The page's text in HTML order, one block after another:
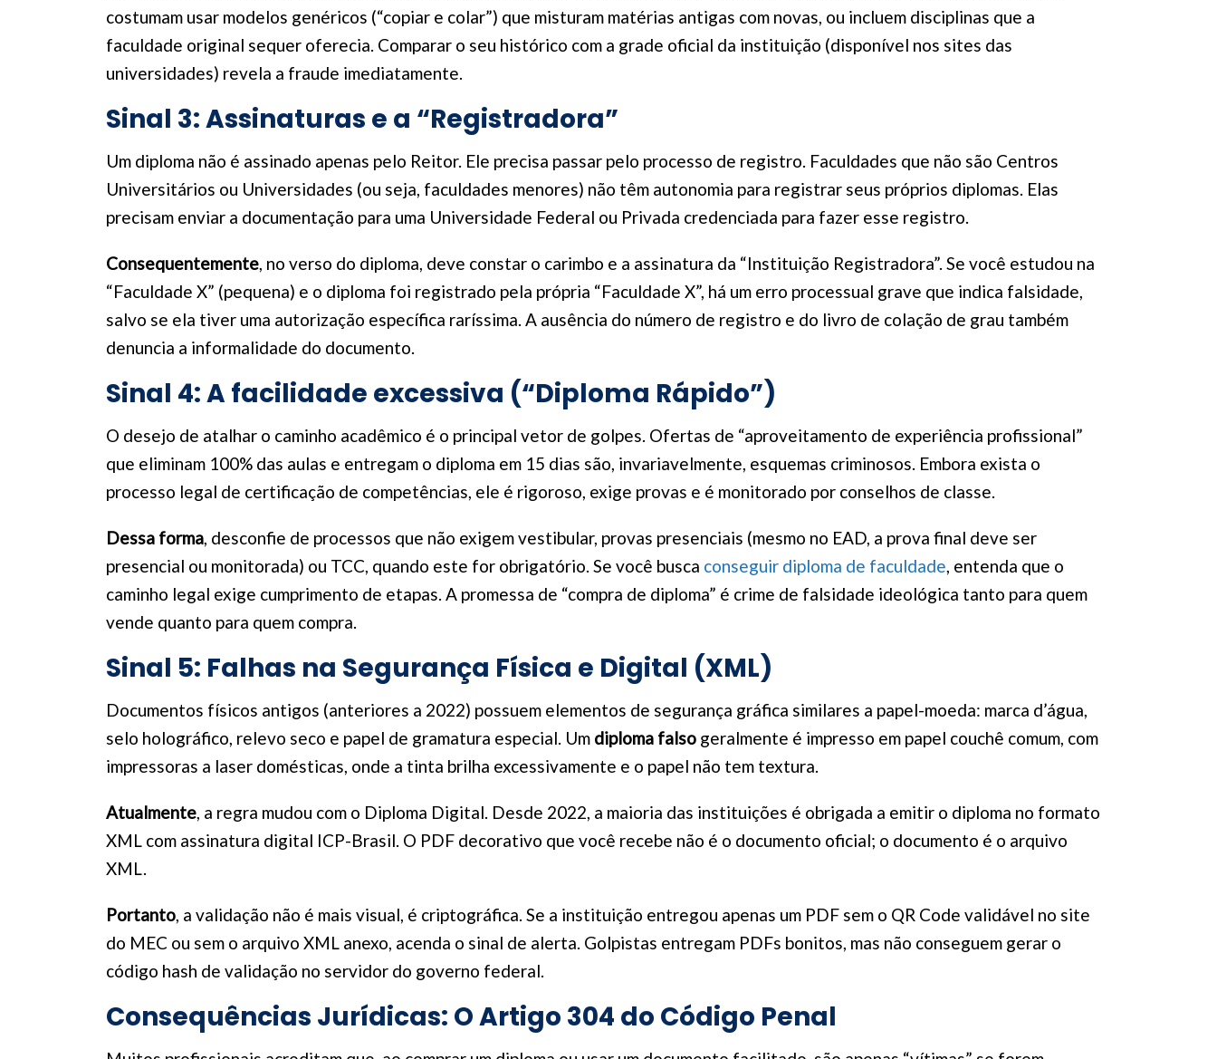
costumam usar modelos genéricos (“copiar e colar”) que misturam matérias antigas com novas, ou incluem disciplinas que a
faculdade original sequer oferecia. Comparar o seu histórico com a grade oficial da instituição (disponível nos sites das
universidades) revela a fraude imediatamente.
Sinal 3: Assinaturas e a “Registradora”
Um diploma não é assinado apenas pelo Reitor. Ele precisa passar pelo processo de registro. Faculdades que não são Centros
Universitários ou Universidades (ou seja, faculdades menores) não têm autonomia para registrar seus próprios diplomas. Elas
precisam enviar a documentação para uma Universidade Federal ou Privada credenciada para fazer esse registro.
Consequentemente, no verso do diploma, deve constar o carimbo e a assinatura da “Instituição Registradora”. Se você estudou na
“Faculdade X” (pequena) e o diploma foi registrado pela própria “Faculdade X”, há um erro processual grave que indica falsidade,
salvo se ela tiver uma autorização específica raríssima. A ausência do número de registro e do livro de colação de grau também
denuncia a informalidade do documento.
Sinal 4: A facilidade excessiva (“Diploma Rápido”)
O desejo de atalhar o caminho acadêmico é o principal vetor de golpes. Ofertas de “aproveitamento de experiência profissional”
que eliminam 100% das aulas e entregam o diploma em 15 dias são, invariavelmente, esquemas criminosos. Embora exista o
processo legal de certificação de competências, ele é rigoroso, exige provas e é monitorado por conselhos de classe.
Dessa forma, desconfie de processos que não exigem vestibular, provas presenciais (mesmo no EAD, a prova final deve ser
presencial ou monitorada) ou TCC, quando este for obrigatório. Se você busca conseguir diploma de faculdade, entenda que o
caminho legal exige cumprimento de etapas. A promessa de “compra de diploma” é crime de falsidade ideológica tanto para quem
vende quanto para quem compra.
Sinal 5: Falhas na Segurança Física e Digital (XML)
Documentos físicos antigos (anteriores a 2022) possuem elementos de segurança gráfica similares a papel-moeda: marca d’água,
selo holográfico, relevo seco e papel de gramatura especial. Um diploma falso geralmente é impresso em papel couchê comum, com
impressoras a laser domésticas, onde a tinta brilha excessivamente e o papel não tem textura.
Atualmente, a regra mudou com o Diploma Digital. Desde 2022, a maioria das instituições é obrigada a emitir o diploma no formato
XML com assinatura digital ICP-Brasil. O PDF decorativo que você recebe não é o documento oficial; o documento é o arquivo
XML.
Portanto, a validação não é mais visual, é criptográfica. Se a instituição entregou apenas um PDF sem o QR Code validável no site
do MEC ou sem o arquivo XML anexo, acenda o sinal de alerta. Golpistas entregam PDFs bonitos, mas não conseguem gerar o
código hash de validação no servidor do governo federal.
Consequências Jurídicas: O Artigo 304 do Código Penal